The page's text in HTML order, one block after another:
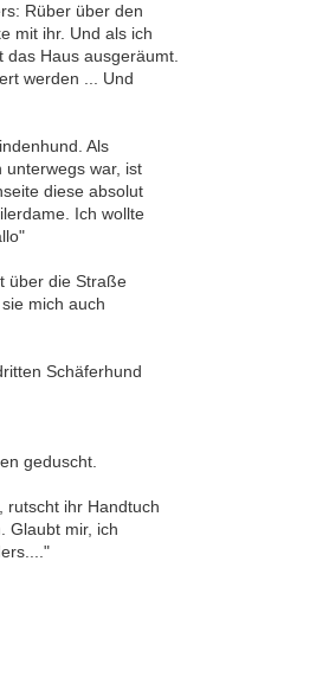
Rüber über den
mit ihr. Und als ich
Haus ausgeräumt.
werden ... Und
Als
unterwegs war, ist
diese absolut
Ich wollte
über die Straße
mich auch
Schäferhund
geduscht.
rutscht ihr Handtuch
Glaubt mir, ich